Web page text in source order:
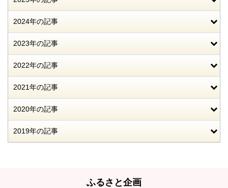
2024年の記事
2023年の記事
2022年の記事
2021年の記事
2020年の記事
2019年の記事
ふるさと企画